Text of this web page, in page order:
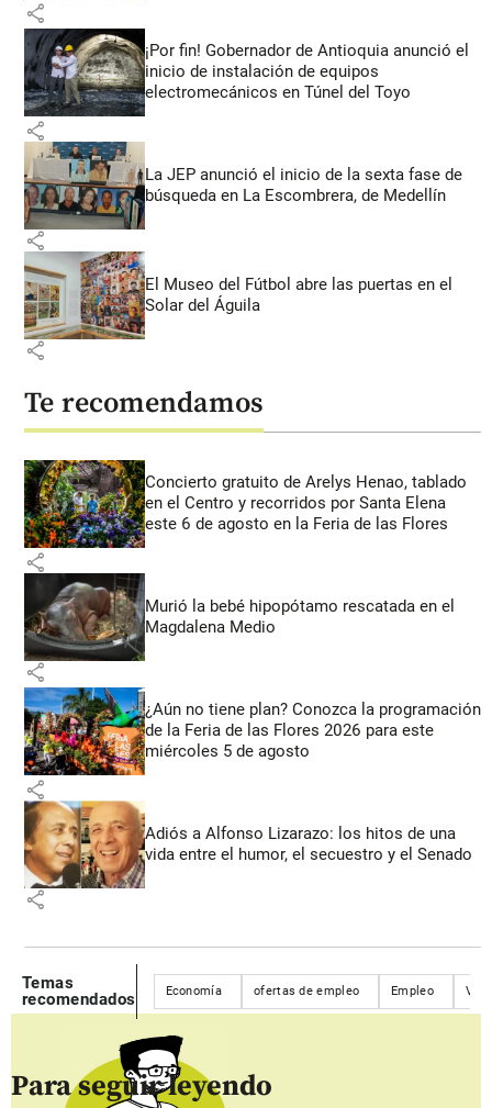
share
¡Por fin! Gobernador de Antioquia anunció el
inicio de instalación de equipos
electromecánicos en Túnel del Toyo
share
La JEP anunció el inicio de la sexta fase de
búsqueda en La Escombrera, de Medellín
share
El Museo del Fútbol abre las puertas en el
Solar del Águila
share
Te recomendamos
Concierto gratuito de Arelys Henao, tablado
en el Centro y recorridos por Santa Elena
este 6 de agosto en la Feria de las Flores
share
Murió la bebé hipopótamo rescatada en el
Magdalena Medio
share
¿Aún no tiene plan? Conozca la programación
de la Feria de las Flores 2026 para este
miércoles 5 de agosto
share
Adiós a Alfonso Lizarazo: los hitos de una
vida entre el humor, el secuestro y el Senado
share
Temas
recomendados
Economía ofertas de empleo Empleo
Para seguir leyendo